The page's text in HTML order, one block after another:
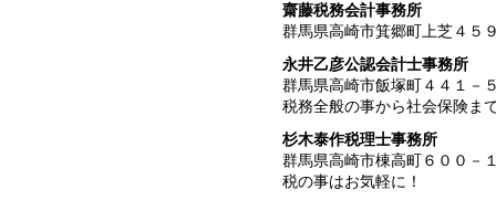
齋藤税務会計事務所
群馬県高崎市箕郷町上芝４５
永井乙彦公認会計士事務所
群馬県高崎市飯塚町４４１－
税務全般の事から社会保険ま
杉木泰作税理士事務所
群馬県高崎市棟高町６００－
税の事はお気軽に！